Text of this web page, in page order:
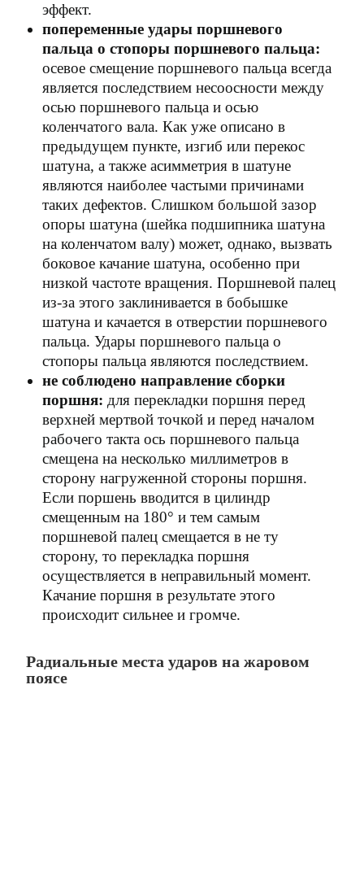
эффект.
попеременные удары поршневого
пальца о стопоры поршневого пальца:
осевое смещение поршневого пальца всегда
является последствием несоосности между
осью поршневого пальца и осью
коленчатого вала. Как уже описано в
предыдущем пункте, изгиб или перекос
шатуна, а также асимметрия в шатуне
являются наиболее частыми причинами
таких дефектов. Слишком большой зазор
опоры шатуна (шейка подшипника шатуна
на коленчатом валу) может, однако, вызвать
боковое качание шатуна, особенно при
низкой частоте вращения. Поршневой палец
из-за этого заклинивается в бобышке
шатуна и качается в отверстии поршневого
пальца. Удары поршневого пальца о
стопоры пальца являются последствием.
не соблюдено направление сборки
поршня: для перекладки поршня перед
верхней мертвой точкой и перед началом
рабочего такта ось поршневого пальца
смещена на несколько миллиметров в
сторону нагруженной стороны поршня.
Если поршень вводится в цилиндр
смещенным на 180° и тем самым
поршневой палец смещается в не ту
сторону, то перекладка поршня
осуществляется в неправильный момент.
Качание поршня в результате этого
происходит сильнее и громче.
Радиальные места ударов на жаровом
поясе